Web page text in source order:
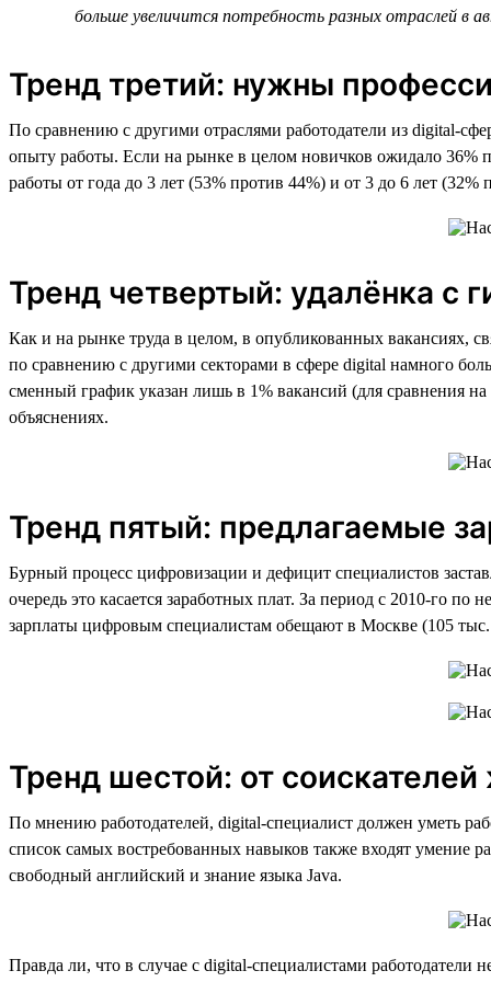
больше увеличится потребность разных отраслей в
Тренд третий: нужны
По сравнению с другими отраслями работодатели из digital-
опыту работы. Если на рынке в целом новичков ожидало 36%
работы от года до 3 лет (53% против 44%) и от 3 до 6 лет
Тренд четвертый: удалёнка с
Как и на рынке труда в целом, в опубликованных вакансиях,
по сравнению с другими секторами в сфере digital намного
сменный график указан лишь в 1% вакансий (для сравнения
объяснениях.
Тренд пятый: предлагаемые
Бурный процесс цифровизации и дефицит специалистов
очередь это касается заработных плат. За период с 2010-го
зарплаты цифровым специалистам обещают в Москве (105
Тренд шестой: от
По мнению работодателей, digital-специалист должен уметь
список самых востребованных навыков также входят умение
свободный английский и знание языка Java.
Правда ли, что в случае с digital-специалистами